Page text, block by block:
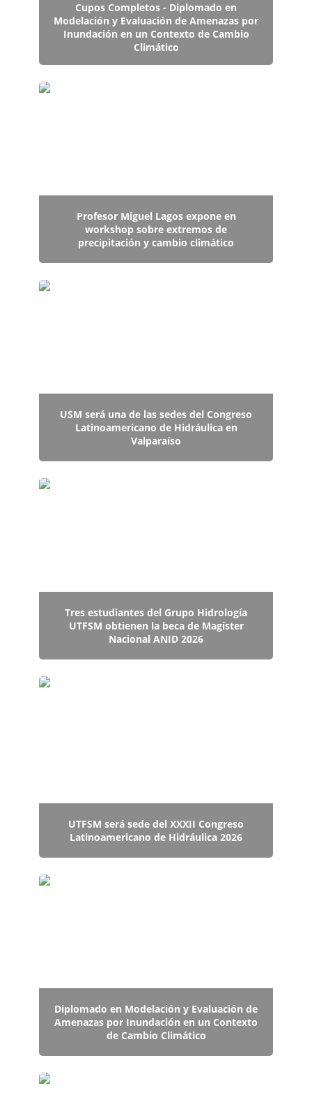
Cupos Completos - Diplomado en
Modelación y Evaluación de Amenazas por
Inundación en un Contexto de Cambio
Climático
Profesor Miguel Lagos expone en workshop sobre
Profesor Miguel Lagos expone en
workshop sobre extremos de
precipitación y cambio climático
USM será una de las sedes del Congreso
USM será una de las sedes del Congreso
Latinoamericano de Hidráulica en
Valparaíso
Tres estudiantes del Grupo Hidrología UTFSM
Tres estudiantes del Grupo Hidrología
UTFSM obtienen la beca de Magíster
Nacional ANID 2026
UTFSM será sede del XXXII Congreso
UTFSM será sede del XXXII Congreso
Latinoamericano de Hidráulica 2026
Diplomado en Modelación y Evaluación de
Diplomado en Modelación y Evaluación de
Amenazas por Inundación en un Contexto
de Cambio Climático
Profesor Miguel Lagos adjudica Proyecto